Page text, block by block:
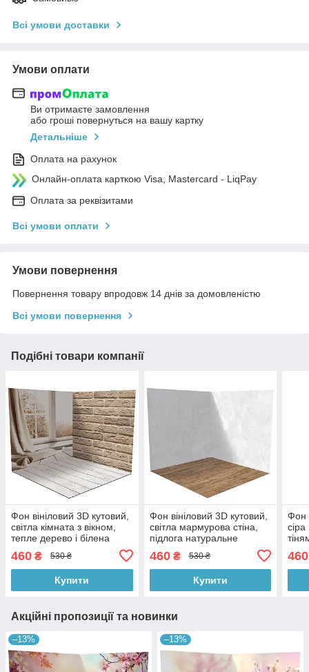
Всі умови доставки
Умови оплати
Ви отримаєте замовлення
або гроші повернуться на вашу картку
Детальніше
Оплата на рахунок
Онлайн-оплата карткою Visa, Mastercard - LiqPay
Оплата за реквізитами
Всі умови оплати
Умови повернення
Повернення товару впродовж 14 днів за домовленістю
Всі умови повернення
Подібні товари компанії
Фон вініловий 3D кутовий,
світла кімната з вікном,
тепле дерево і білена
дошка підлога, 50×50 см,
№58070
460 ₴ 530 ₴
Купити
Фон вініловий 3D кутовий,
світла мармурова стіна,
підлога натуральне
50×50 см, №58295
460₴ 530 ₴
Купити
Фон
460
Акційні пропозиції та новинки
–13% –13%